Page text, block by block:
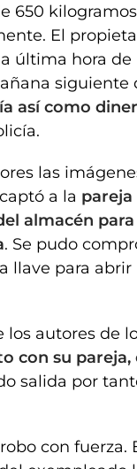
650
El
última hora de
siguiente
así como
las
a la pareja
almacén
. Se pudo
llave para abrir
autores de
con su
salida por
con fuerza.